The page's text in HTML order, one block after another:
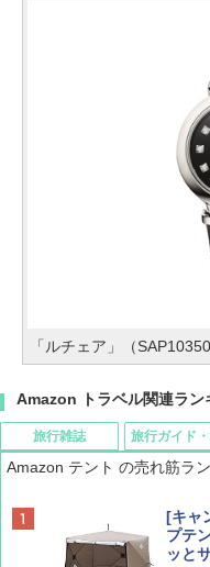
「ルチェア」（
Amazon トラベル関連ラン
旅行雑誌
BE-
旅行ガイド
D40
力的
Amazon テント の売れ筋ラ
[キャ
プテ
ッと